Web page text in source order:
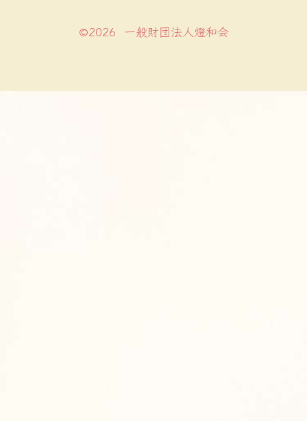
©2026 一般財団法人燈和会